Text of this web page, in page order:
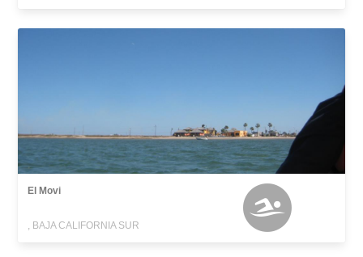
El Movi
, BAJA CALIFORNIA SUR